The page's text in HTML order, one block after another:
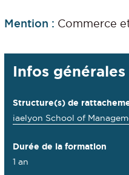
Mention : Commerce
Détails
Infos générales
Structure(s) de
iaelyon School of
Durée de la formation
1 an